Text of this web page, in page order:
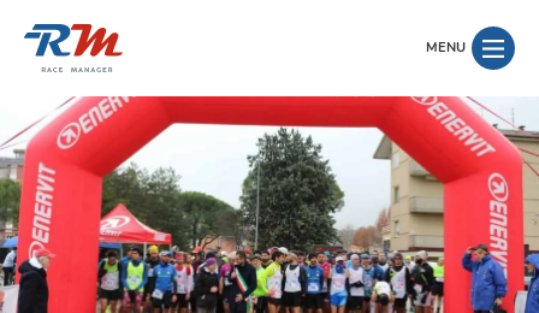
MENU